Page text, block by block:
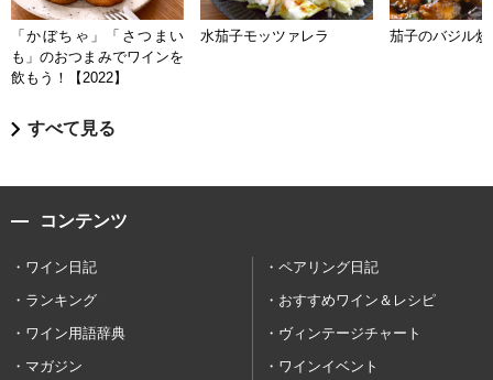
「かぼちゃ」「さつまい
も」のおつまみでワインを
飲もう！【2022】
水茄子モッツァレラ 茄子のバジル炒
すべて見る
コンテンツ
ワイン日記
ペアリング日記
ランキング
おすすめワイン＆レシピ
ワイン用語辞典
ヴィンテージチャート
マガジン
ワインイベント